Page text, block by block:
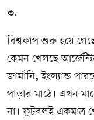
৩.
বিশ্বকাপ শুরু হয়ে
কেমন খেলছে
জার্মানি,ইংল্যান্ড
পাড়ার মাঠে। এখন
না। ফুটবলই একমাত্র